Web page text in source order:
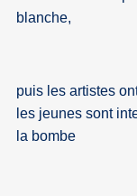
blanche,
puis les artistes
les jeunes sont
la bombe